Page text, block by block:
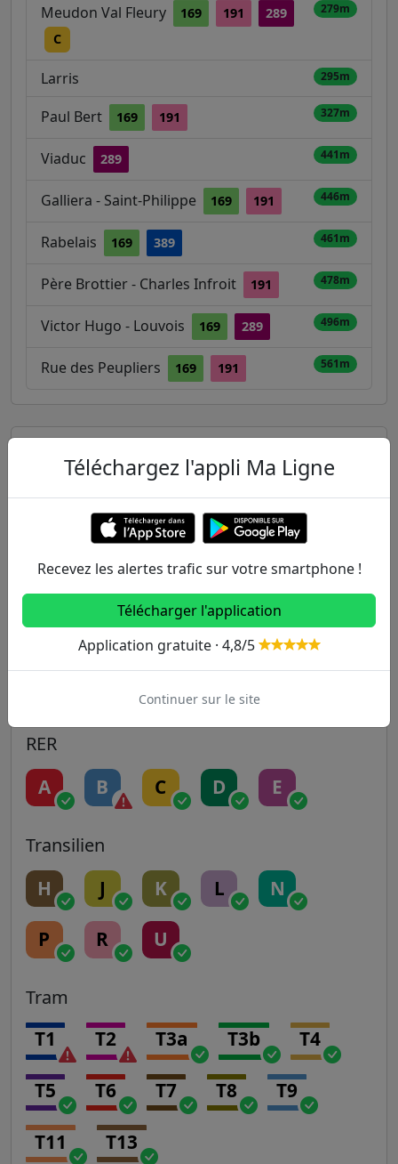
Meudon Val Fleury 169 191
289
C
279m
Larris 295m
Paul Bert 169 191 327m
Viaduc 289 441m
Galliera - Saint-Philippe 169 191 446m
Rabelais 169 389 461m
Père Brottier - Charles Infroit 191 478m
Victor Hugo - Louvois 169 289 496m
Rue des Peupliers 169 191 561m
2 3 3B 4
9 10 11 12 13
RER
A B C D E
Transilien
H J K L N
P R U
Tram
T1 T2 T3a T3b T4
T5 T6 T7 T8 T9
T11 T13
Téléchargez l'appli Ma Ligne
Recevez les alertes trafic sur votre smartphone !
Télécharger l'application
Application gratuite · 4,8/5
Continuer sur le site